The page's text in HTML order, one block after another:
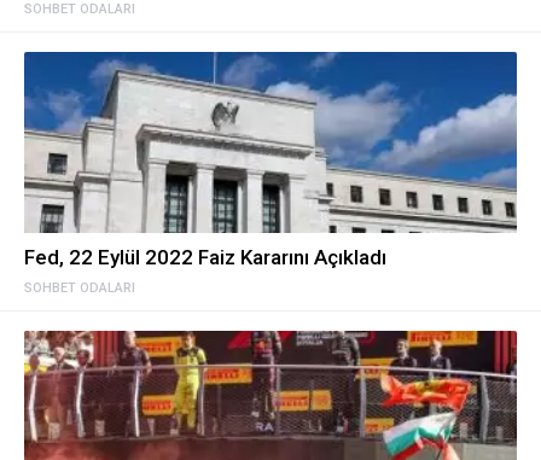
SOHBET ODALARI
SOHBET ODALARI
Fed, 22 Eylül 2022 Faiz Kararını Açıkladı